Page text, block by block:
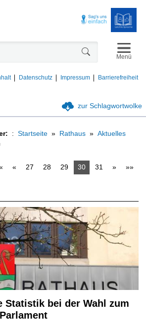
Datenschutz Impressum Barrierefreiheit
Menü
zur Schlagwortwolke
Startseite Rathaus
Aktuelles
« 27 28 29 30 31 » »»
Statistik bei der Wahl zum